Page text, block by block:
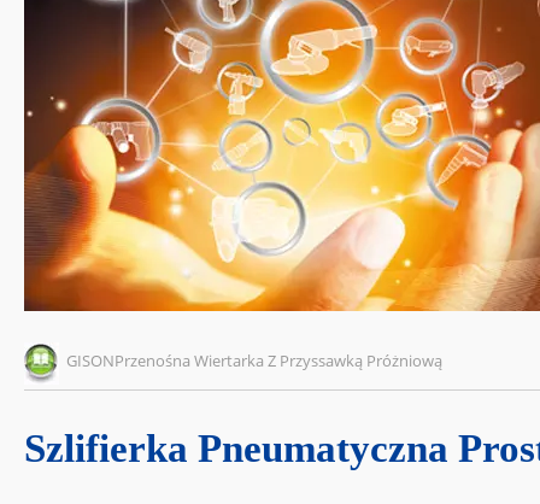
GISONPrzenośna Wiertarka Z Przyssawką Próżniową
Szlifierka Pneumatyczna